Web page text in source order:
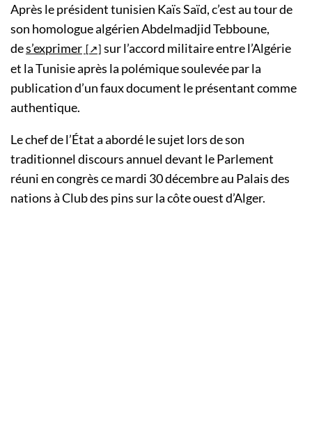
Après le président tunisien Kaïs Saïd, c’est au tour de
son homologue algérien Abdelmadjid Tebboune,
des’exprimer
sur l’accord militaire entre l’Algérie
et la Tunisie après la polémique soulevée par la
publication d’un faux document le présentant comme
authentique.
Le chef de l’État a abordé le sujet lors de son
traditionnel discours annuel devant le Parlement
réuni en congrès ce mardi 30 décembre au Palais des
nations à Club des pins sur la côte ouest d’Alger.